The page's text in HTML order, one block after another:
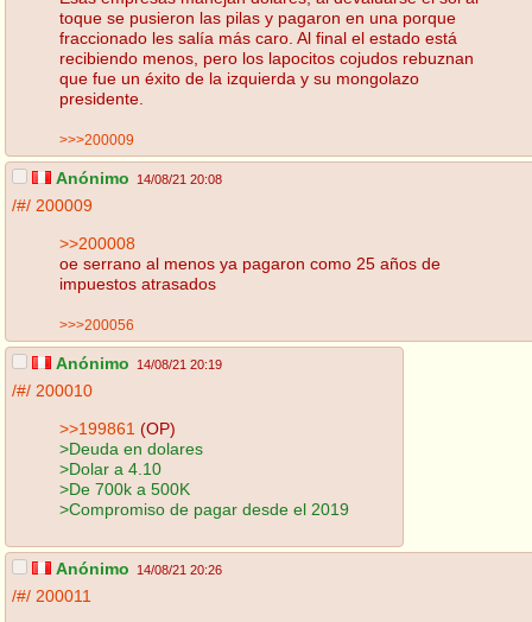
toque se pusieron las pilas y pagaron en una porque
fraccionado les salía más caro. Al final el estado está
recibiendo menos, pero los lapocitos cojudos rebuznan
que fue un éxito de la izquierda y su mongolazo
presidente.
>>>200009
Anónimo 14/08/21 20:08
/#/ 200009
>>200008
oe serrano al menos ya pagaron como 25 años de
impuestos atrasados
>>>200056
Anónimo 14/08/21 20:19
/#/ 200010
>>199861 (OP)
>Deuda en dolares
>Dolar a 4.10
>De 700k a 500K
>Compromiso de pagar desde el 2019
Anónimo 14/08/21 20:26
/#/ 200011